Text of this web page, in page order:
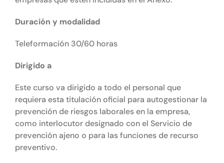
Duración y modalidad
Teleformación 30/60 horas
Dirigido a
Este curso va dirigido a todo el personal que
requiera esta titulación oficial para autogestionar la
prevención de riesgos laborales en la empresa,
como interlocutor designado con el Servicio de
prevención ajeno o para las funciones de recurso
preventivo.